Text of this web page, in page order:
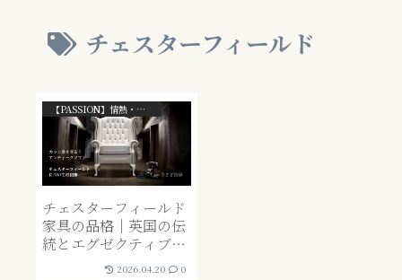
チェスターフィールド
【PASSION】情熱・ライフスタイル系
チェスターフィールド
家具の品格｜英国の伝
統とエグゼクティブが
選ぶべき「一生モノ」
2026.04.20 0